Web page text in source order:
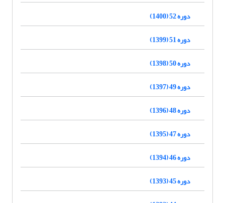
دوره 52 (1400)
دوره 51 (1399)
دوره 50 (1398)
دوره 49 (1397)
دوره 48 (1396)
دوره 47 (1395)
دوره 46 (1394)
دوره 45 (1393)